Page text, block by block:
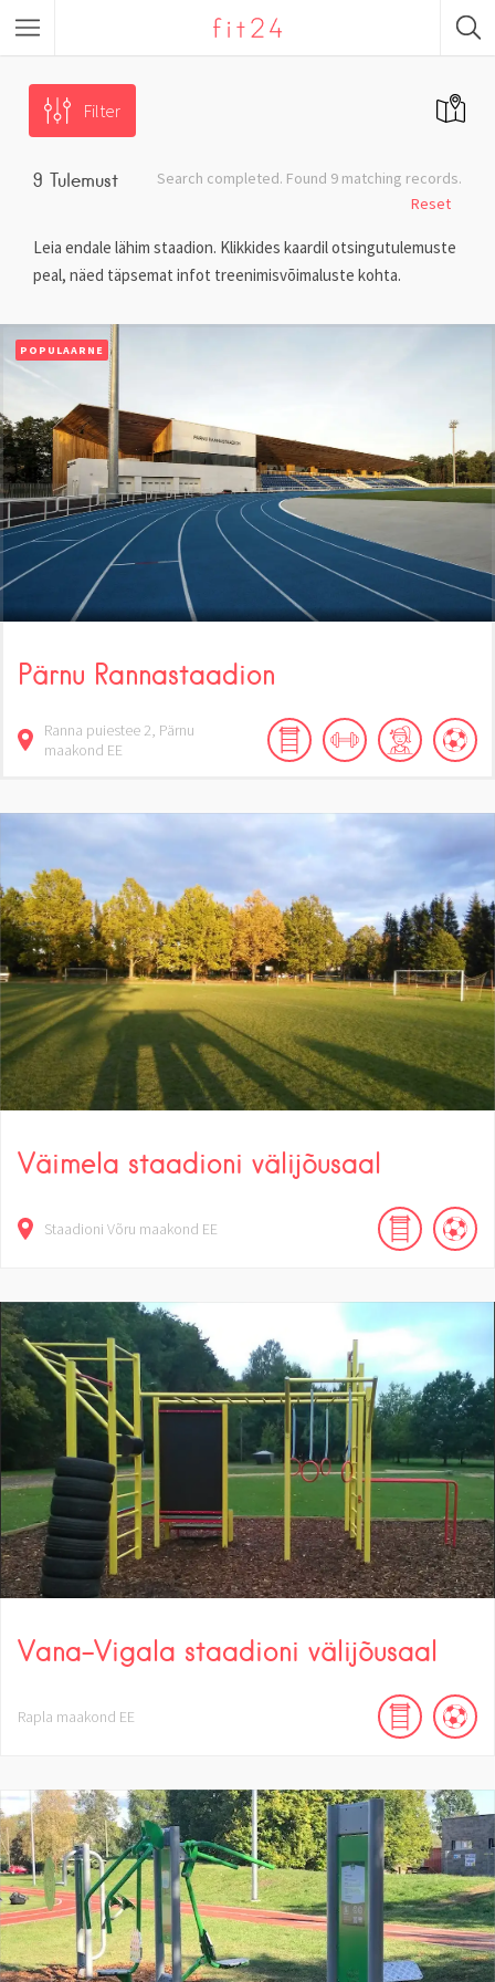
Algaja Treening
Toitumiskava
Trennid Tallinnas
Välijõusaal
Jõusaal
Personaaltreening
Filter
9 Tulemust
Search completed. Found 9 matching records.
Reset
Leia endale lähim staadion. Klikkides kaardil otsingutulemuste
peal, näed täpsemat infot treenimisvõimaluste kohta.
POPULAARNE
Pärnu Rannastaadion
Ranna puiestee 2 Pärnu
maakond EE
Väimela staadioni välijõusaal
Staadioni Võru maakond EE
Vana-Vigala staadioni välijõusaal
Rapla maakond EE